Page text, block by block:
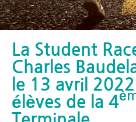
La Student
Charles
le 13 avril
élèves de la 4